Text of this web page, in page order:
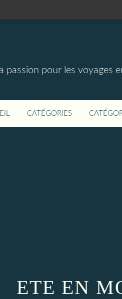
passion pour les voyages
CATÉGORIES
ETE EN